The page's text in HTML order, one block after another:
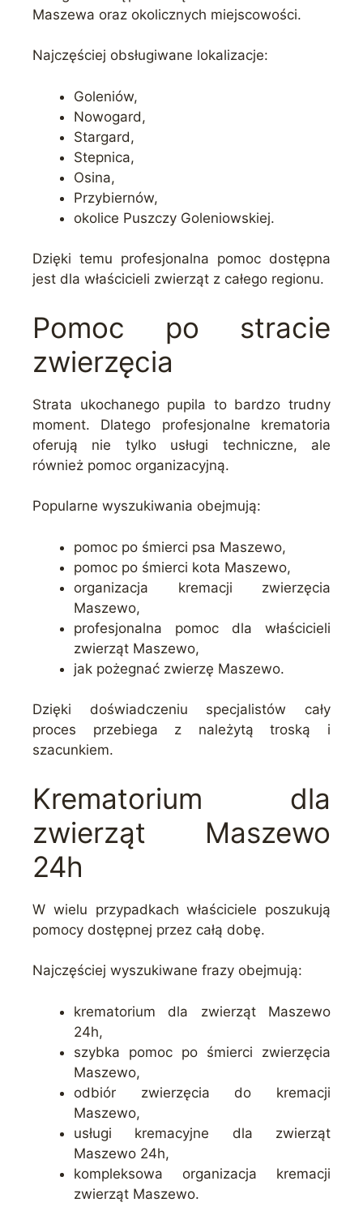
Maszewa oraz okolicznych miejscowości.
Najczęściej obsługiwane lokalizacje:
Goleniów,
Nowogard,
Stargard,
Stepnica,
Osina,
Przybiernów,
okolice Puszczy Goleniowskiej.
Dzięki temu profesjonalna pomoc dostępna
jest dla właścicieli zwierząt z całego regionu.
Pomoc po stracie
zwierzęcia
Strata ukochanego pupila to bardzo trudny
moment. Dlatego profesjonalne krematoria
oferują nie tylko usługi techniczne, ale
również pomoc organizacyjną.
Popularne wyszukiwania obejmują:
pomoc po śmierci psa Maszewo,
pomoc po śmierci kota Maszewo,
organizacja kremacji zwierzęcia
Maszewo,
profesjonalna pomoc dla właścicieli
zwierząt Maszewo,
jak pożegnać zwierzę Maszewo.
Dzięki doświadczeniu specjalistów cały
proces przebiega z należytą troską i
szacunkiem.
Krematorium dla
zwierząt Maszewo
24h
W wielu przypadkach właściciele poszukują
pomocy dostępnej przez całą dobę.
Najczęściej wyszukiwane frazy obejmują:
krematorium dla zwierząt Maszewo
24h,
szybka pomoc po śmierci zwierzęcia
Maszewo,
odbiór zwierzęcia do kremacji
Maszewo,
usługi kremacyjne dla zwierząt
Maszewo 24h,
kompleksowa organizacja kremacji
zwierząt Maszewo.